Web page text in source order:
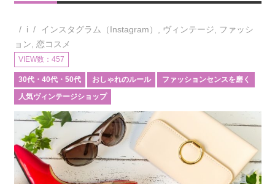
i インスタグラム（Instagram） ヴィンテージ
ファッシ
ョン 恋コスメ
VIEW数：457
30代・40代・50代 おしゃれのルール ファッションセンスを磨く
人気ヴィンテージショップ